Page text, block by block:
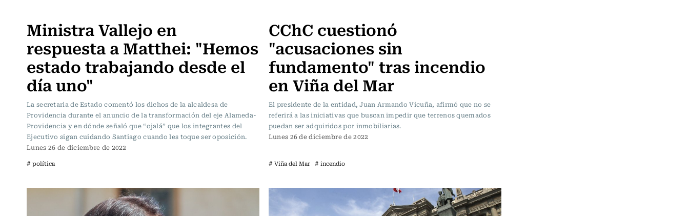
Ministra Vallejo en
respuesta a Matthei: "Hemos
estado trabajando desde el
día uno"
La secretaria de Estado comentó los dichos de la alcaldesa de
Providencia durante el anuncio de la transformación del eje Alameda-
Providencia y en dónde señaló que “ojalá” que los integrantes del
Ejecutivo sigan cuidando Santiago cuando les toque ser oposición.
Lunes 26 de diciembre de 2022
# política
CChC cuestionó
"acusaciones sin
fundamento" tras incendio
en Viña del Mar
El presidente de la entidad, Juan Armando Vicuña, afirmó que no se
referirá a las iniciativas que buscan impedir que terrenos quemados
puedan ser adquiridos por inmobiliarias.
Lunes 26 de diciembre de 2022
# Viña del Mar # incendio